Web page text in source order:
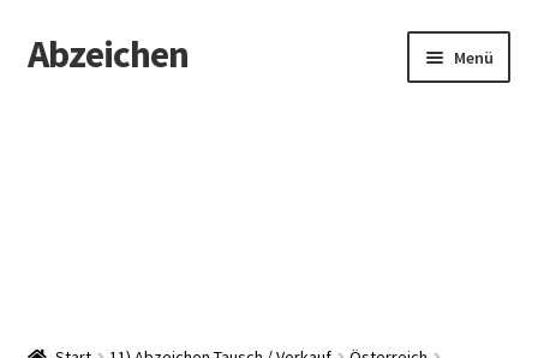
Zur
Navigation
Zum
Inhalt
Abzeichen Menü